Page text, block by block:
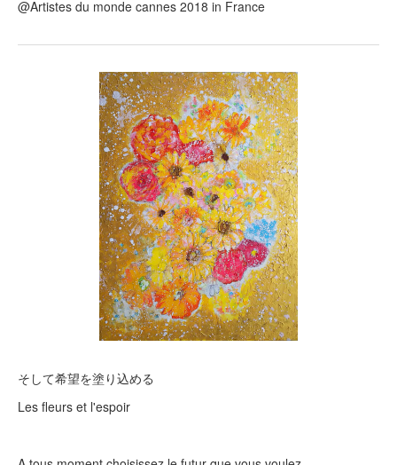
@Artistes du monde cannes 2018 in France
そして希望を塗り込める
Les fleurs et l'espoir